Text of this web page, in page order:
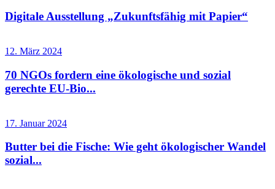
Digitale Ausstellung „Zukunftsfähig mit Papier“
12. März 2024
70 NGOs fordern eine ökologische und sozial
gerechte EU-Bio...
17. Januar 2024
Butter bei die Fische: Wie geht ökologischer Wandel
sozial...